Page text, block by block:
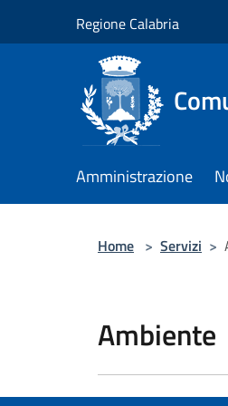
Regione Calabria
Amministrazione
Home > Servizi >
Ambiente